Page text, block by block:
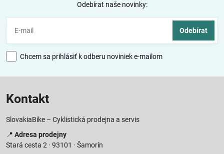
Odebírat naše novinky:
Odebírat
Chcem sa prihlásiť k odberu noviniek e-mailom
Kontakt
SlovakiaBike – Cyklistická prodejna a servis
📍 Adresa prodejny
Stará cesta 2 · 93101 · Šamorín